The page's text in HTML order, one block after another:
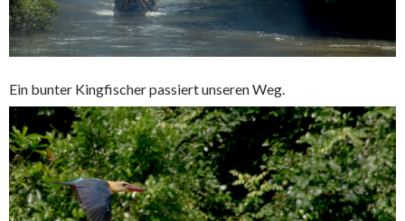
Ein bunter Kingfischer passiert unseren Weg.